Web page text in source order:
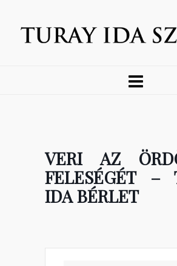
VERI AZ
FELESÉGÉT –
IDA BÉRLET